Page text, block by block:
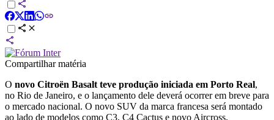
Compartilhar matéria
O novo Citroën Basalt teve produção iniciada em Porto Real,
no Rio de Janeiro, e o lançamento dele deverá ocorrer em breve para
o mercado nacional. O novo SUV da marca francesa será montado
ao lado de modelos como C3, C4 Cactus e novo Aircross.